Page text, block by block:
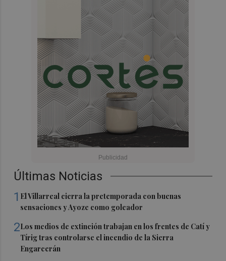
Últimas Noticias
1 El Villarreal cierra la pretemporada con buenas
sensaciones y Ayoze como goleador
2Los medios de extinción trabajan en los frentes de Catí y
Tírig tras controlarse el incendio de la Sierra
Engarcerán